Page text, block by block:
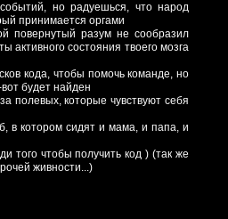
но радуешься, что народ
принимается оргами
повернутый разум не сообразил
активного состояния твоего мозга
кода, чтобы помочь команде, но
будет найден
полевых, которые чувствуют себя
в котором сидят и мама, и папа, и
того чтобы получить код ) (так же
живности...)